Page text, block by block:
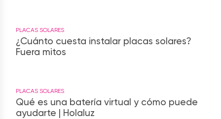
PLACAS SOLARES
¿Cuánto cuesta instalar placas solares?
Fuera mitos
PLACAS SOLARES
Qué es una batería virtual y cómo puede
ayudarte | Holaluz